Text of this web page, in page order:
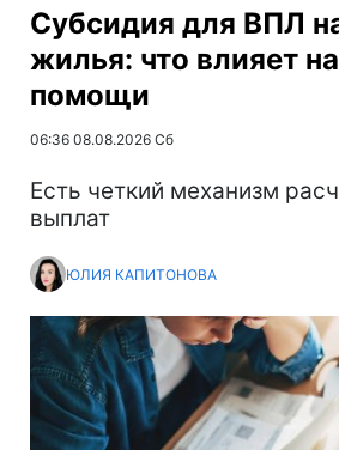
Субсидия для ВПЛ
жилья: что влияет
помощи
06:36 08.08.2026 Сб
Есть четкий механизм
выплат
ЮЛИЯ КАПИТОНОВА